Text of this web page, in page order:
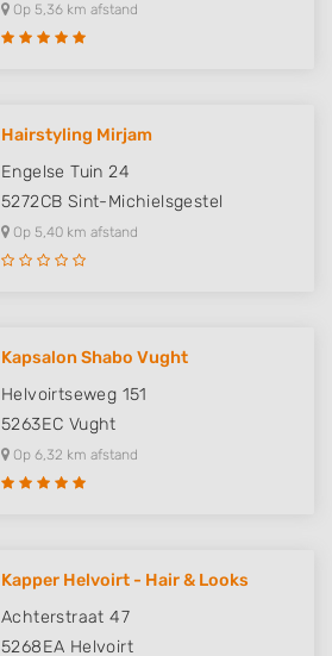
Op 5,36 km afstand
Hairstyling Mirjam
Engelse Tuin 24
5272CB Sint-Michielsgestel
Op 5,40 km afstand
Kapsalon Shabo Vught
Helvoirtseweg 151
5263EC Vught
Op 6,32 km afstand
Kapper Helvoirt - Hair & Looks
Achterstraat 47
5268EA Helvoirt